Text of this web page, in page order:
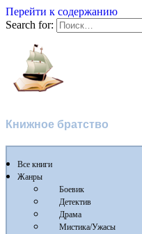
Перейти к содержанию
Search for:
Книжное братство
Все книги
Жанры
Боевик
Детектив
Драма
Мистика/Ужасы